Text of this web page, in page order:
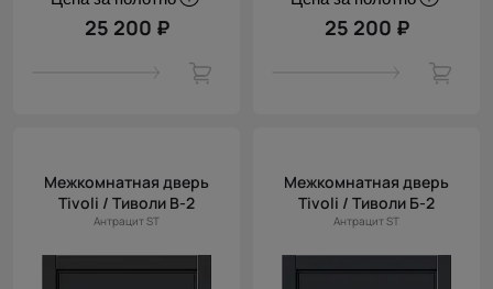
25 200 ₽ 25 200 ₽
Межкомнатная дверь
Tivoli / Тиволи В-2
Антрацит ST
Межкомнатная дверь
Tivoli / Тиволи Б-2
Антрацит ST